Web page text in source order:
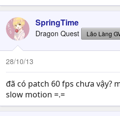
SpringTime
Dragon Quest Lão Làng
28/10/13
đã có patch 60 fps chưa vậy?
slow motion =.=